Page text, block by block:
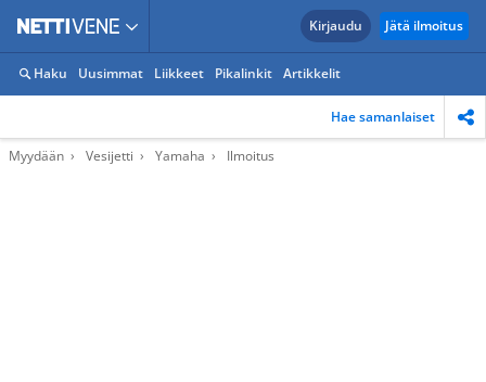
Kirjaudu Jätä ilmoitus
Haku Uusimmat Liikkeet Pikalinkit Artikkelit
Hae samanlaiset
Myydään Vesijetti Yamaha Ilmoitus